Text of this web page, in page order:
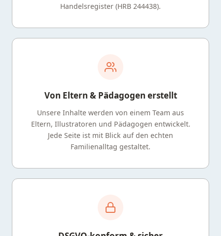
Handelsregister (HRB 244438).
Von Eltern & Pädagogen erstellt
Unsere Inhalte werden von einem Team aus
Eltern, Illustratoren und Pädagogen entwickelt.
Jede Seite ist mit Blick auf den echten
Familienalltag gestaltet.